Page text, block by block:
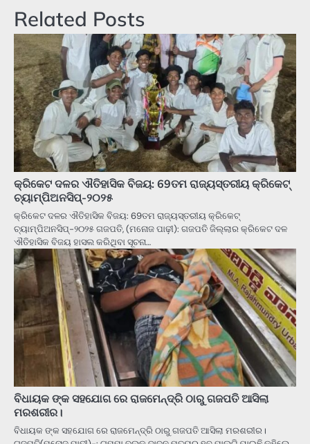
Related Posts
କ୍ରିକେଟ ଦଳର ଐତିହାସିକ ବିଜୟ: 69ତମ ରାଜ୍ୟସ୍ତରୀୟ କ୍ରିକେଟ୍
ଚ୍ୟାମ୍ପିଅନସିପ୍-୨୦୨୫
କ୍ରିକେଟ ଦଳର ଐତିହାସିକ ବିଜୟ: 69ତମ ରାଜ୍ୟସ୍ତରୀୟ କ୍ରିକେଟ୍
ଚ୍ୟାମ୍ପିଅନସିପ୍-୨୦୨୫ ଗଜପତି, (ମନୋଜ ପାଢ଼ୀ): ଗଜପତି ଜିଲ୍ଲାର କ୍ରିକେଟ ଦଳ
ଐତିହାସିକ ବିଜୟ ହାସଲ କରିଥିବା ସୂଚନା…
ବିଧାୟକ ଙ୍କ ସହଯୋଗ ରେ ରାଜମେନ୍ଦ୍ରି ଠାରୁ ଗଜପତି ଆସିଲା
ମରଶରୀର।
ବିଧାୟକ ଙ୍କ ସହଯୋଗ ରେ ରାଜମେନ୍ଦ୍ରି ଠାରୁ ଗଜପତି ଆସିଲା ମରଶରୀର।